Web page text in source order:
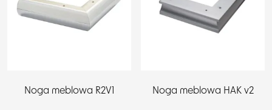
Noga meblowa R2V1 Noga meblowa HAK v2